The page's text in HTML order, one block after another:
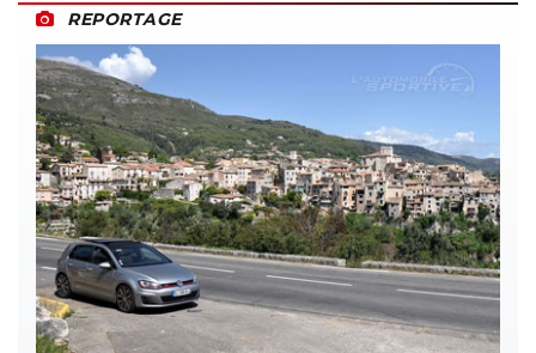
REPORTAGE